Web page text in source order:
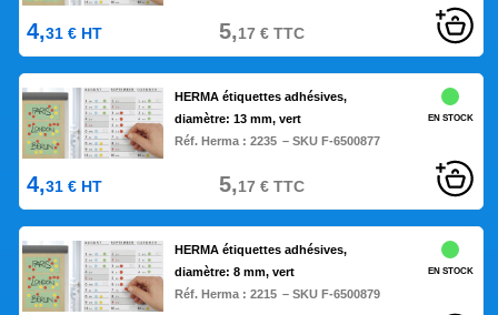
4,31 € HT 5,17 €TTC
HERMA étiquettes adhésives,
diamètre: 13 mm, vert
Réf. Herma :2235 – SKU F-6500877
EN STOCK
4,31 € HT 5,17 €TTC
HERMA étiquettes adhésives,
diamètre: 8 mm, vert
Réf. Herma :2215 – SKU F-6500879
EN STOCK